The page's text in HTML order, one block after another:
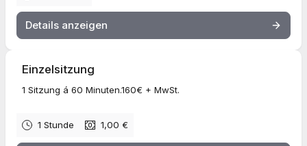
Details anzeigen
Einzelsitzung
1 Sitzung á 60 Minuten.160€ + MwSt.
1 Stunde 1,00 €